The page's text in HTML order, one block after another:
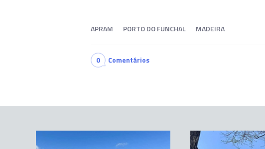
APRAM PORTO DO FUNCHAL MADEIRA
0 Comentários